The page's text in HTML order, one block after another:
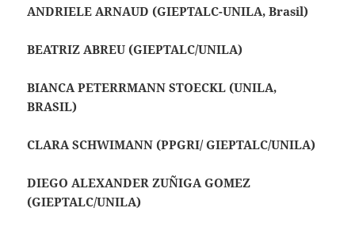
ANDRIELE ARNAUD (GIEPTALC-UNILA, Brasil)
BEATRIZ ABREU (GIEPTALC/UNILA)
BIANCA PETERRMANN STOECKL (UNILA,
BRASIL)
CLARA SCHWIMANN (PPGRI/GIEPTALC/UNILA)
DIEGO ALEXANDER ZUÑIGA GOMEZ
(GIEPTALC/UNILA)